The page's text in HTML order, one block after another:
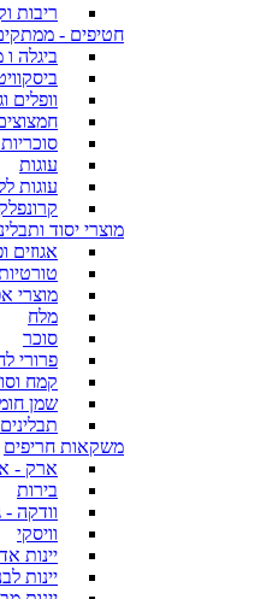
ריבות
חטיפים -
ביגלה
וופלים
עוגות
עוגות
מוצרי יסוד
אגוזים
מוצרי
מלח
סוכר
פרורי
קמח
שמן
תבלינים
משקאות חריפים
ארק -
בירות
וודקה -
וויסקי
יינות
יינות